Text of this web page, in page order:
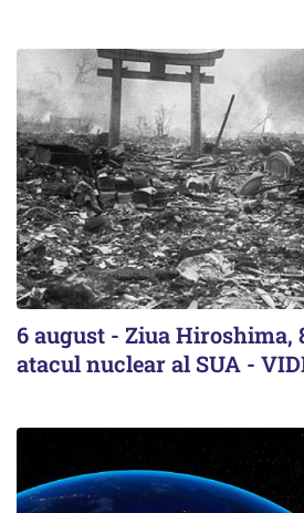
6 august - Ziua Hiroshima,
atacul nuclear al SUA -